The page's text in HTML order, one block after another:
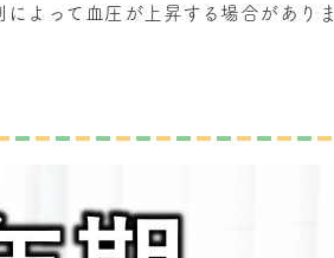
よって血圧が上昇する場合がありま